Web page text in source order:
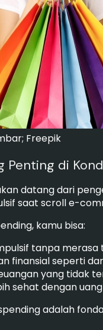
Freepik
Penting di
datang dari
saat scroll e-
kamu bisa:
tanpa merasa
finansial seperti
yang tidak
sehat dengan uang
adalah